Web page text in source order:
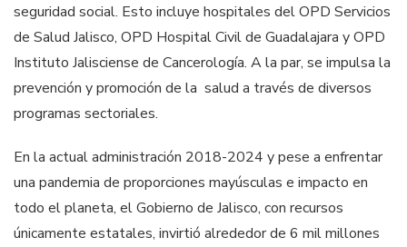
seguridad social. Esto incluye hospitales del OPD Servicios
de Salud Jalisco, OPD Hospital Civil de Guadalajara y OPD
Instituto Jalisciense de Cancerología. A la par, se impulsa la
prevención y promoción de la salud a través de diversos
programas sectoriales.
En la actual administración 2018-2024 y pese a enfrentar
una pandemia de proporciones mayúsculas e impacto en
todo el planeta, el Gobierno de Jalisco, con recursos
únicamente estatales, invirtió alrededor de 6 mil millones